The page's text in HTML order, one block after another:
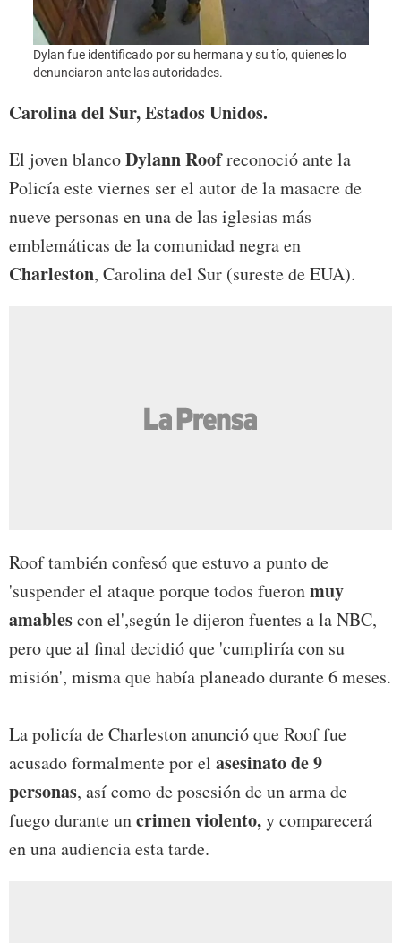
Dylan fue identificado por su hermana y su tío, quienes lo
denunciaron ante las autoridades.
Carolina del Sur, Estados Unidos.
El joven blancoDylann Roofreconoció ante la
Policía este viernes ser el autor de la masacre de
nueve personas en una de las iglesias más
emblemáticas de la comunidad negra en
Charleston, Carolina del Sur (sureste de EUA).
Roof también confesó que estuvo a punto de
'suspender el ataque porque todos fueronmuy
amablescon el',según le dijeron fuentes a la NBC,
pero que al final decidió que 'cumpliría con su
misión', misma que había planeado durante 6 meses.
La policía de Charleston anunció que Roof fue
acusado formalmente por el asesinato de 9
personas, así como de posesión de un arma de
fuego durante uncrimen violento,y comparecerá
en una audiencia esta tarde.